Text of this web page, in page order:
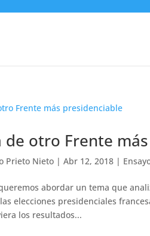
de otro Frente
Prieto Nieto |Abr 12, 2018 |
queremos abordar un tema que
elecciones presidenciales
los resultados...